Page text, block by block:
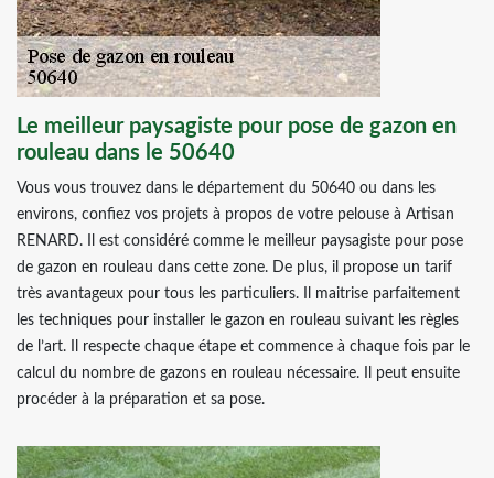
Le meilleur paysagiste pour pose de gazon en
rouleau dans le 50640
Vous vous trouvez dans le département du 50640 ou dans les
environs, confiez vos projets à propos de votre pelouse à Artisan
RENARD. Il est considéré comme le meilleur paysagiste pour pose
de gazon en rouleau dans cette zone. De plus, il propose un tarif
très avantageux pour tous les particuliers. Il maitrise parfaitement
les techniques pour installer le gazon en rouleau suivant les règles
de l’art. Il respecte chaque étape et commence à chaque fois par le
calcul du nombre de gazons en rouleau nécessaire. Il peut ensuite
procéder à la préparation et sa pose.